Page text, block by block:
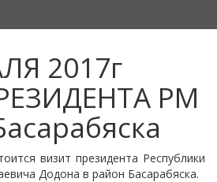
2017г
РМ
визит президента Республики
Додона в район Басарабяска.